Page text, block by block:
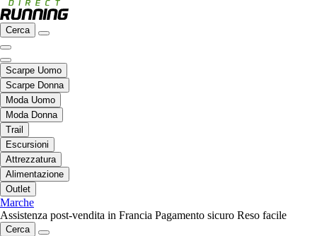
Cerca
Scarpe Uomo
Scarpe Donna
Moda Uomo
Moda Donna
Trail
Escursioni
Attrezzatura
Alimentazione
Outlet
Marche
Assistenza post-vendita in Francia Pagamento sicuro Reso facile
Cerca